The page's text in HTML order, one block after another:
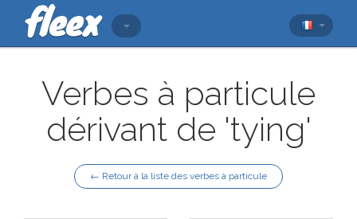
Verbes à particule
dérivant de 'tying'
← Retour à la liste des verbes à particule